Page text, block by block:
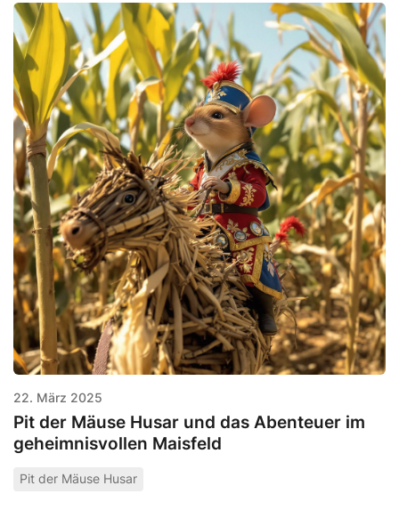
22. März 2025
Pit der Mäuse Husar und das Abenteuer im
geheimnisvollen Maisfeld
Pit der Mäuse Husar